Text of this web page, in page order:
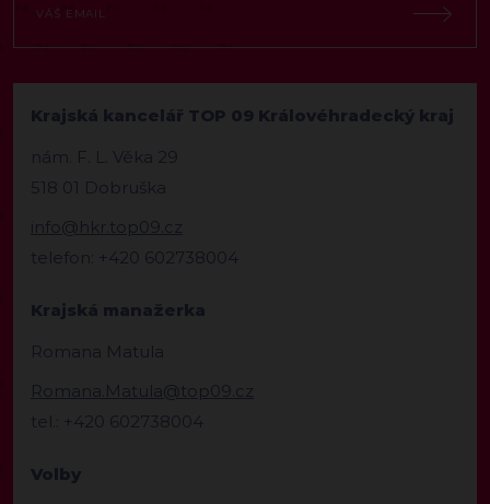
Krajská kancelář TOP 09 Královéhradecký kraj
nám. F. L. Věka 29
518 01 Dobruška
info@hkr.top09.cz
telefon: +420 602738004
Krajská manažerka
Romana Matula
Romana.Matula@top09.cz
tel.: +420 602738004
Volby